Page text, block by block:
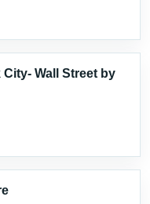
Wall Street by